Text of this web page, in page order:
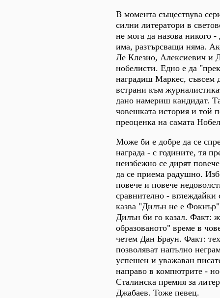
В момента съществува
силни литератори в
не мога да назова никого
има, разтърсващи няма.
Ле Клезио, Алексиевич и
нобелисти. Едно е да
наградиш Маркес, съвсем
встрани към
дано намериш кандидат.
човешката история и той
преоценка на самата
Може би е добре да се
награда - с годините, тя
неизбежно се дирят
да се приема радушно.
повече и повече
сравнително - вглеждайки
казва "Дилън не е
Дилън би го казал. Факт:
образованото" време в
четем Дан Браун. Факт:
позволяват напълно
успешен и уважаван
направо в компютрите -
Сталинска премия за
Джабаев. Тоже певец.